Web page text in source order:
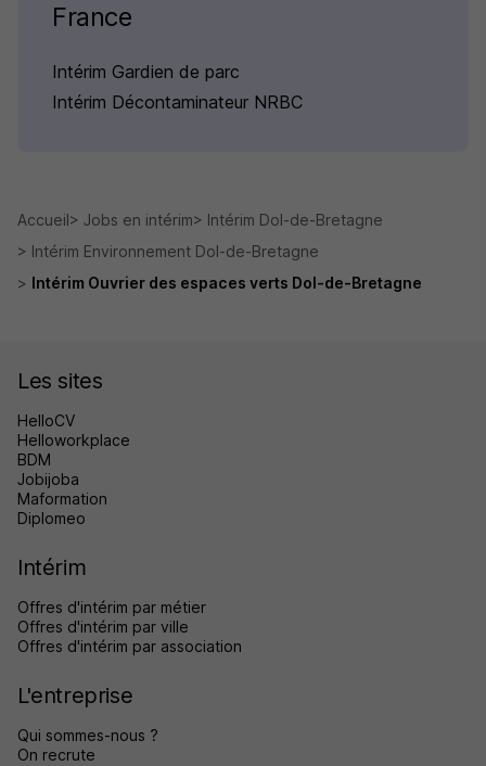
France
Intérim Gardien de parc
Intérim Décontaminateur NRBC
Accueil Jobs en intérim
Intérim Dol-de-Bretagne
Intérim Environnement Dol-de-Bretagne
Intérim Ouvrier des espaces verts Dol-de-Bretagne
Les sites
HelloCV
Helloworkplace
BDM
Jobijoba
Maformation
Diplomeo
Intérim
Offres d'intérim par métier
Offres d'intérim par ville
Offres d'intérim par association
L'entreprise
Qui sommes-nous ?
On recrute